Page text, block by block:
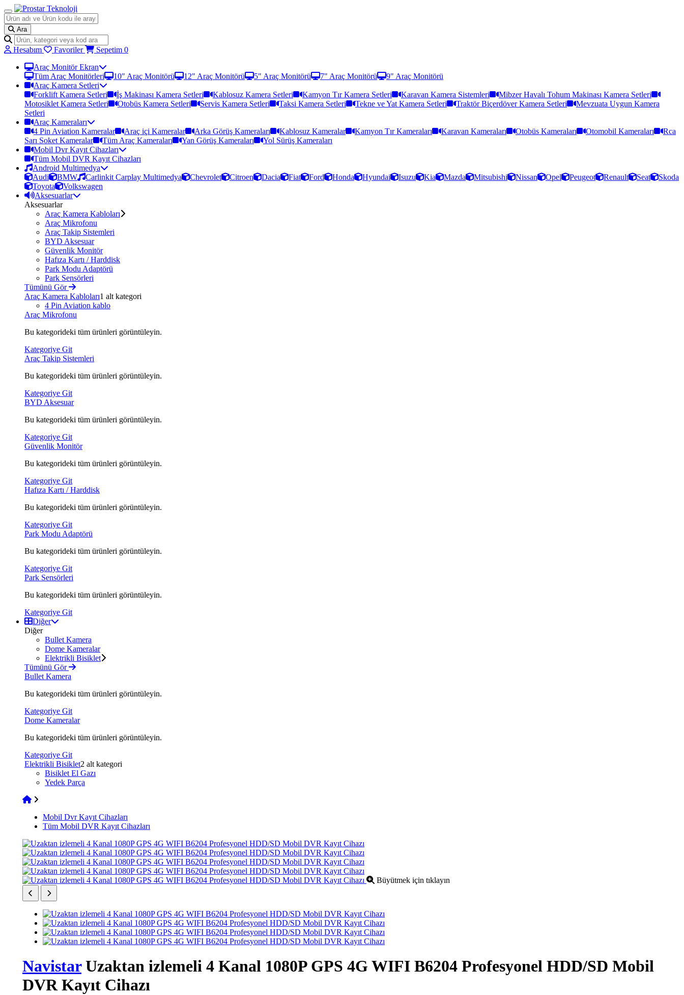
Ara
Hesabım Favoriler Sepetim 0
Araç Monitör Ekran
Tüm Araç Monitörleri
10" Araç Monitörü 12" Araç Monitörü 5" Araç Monitörü 7" Araç Monitörü
9" Araç Monitörü
Araç Kamera Setleri
Forklift Kamera Setleri
İş Makinası Kamera Setleri Kablosuz Kamera Setleri Kamyon Tır Kamera Setleri Karavan Kamera Sistemleri
Mibzer Havalı Tohum Makinası Kamera Setleri
Motosiklet Kamera Setleri
Otobüs Kamera Setleri Servis Kamera Setleri Taksi Kamera Setleri Tekne ve Yat Kamera Setleri Traktör Biçerdöver Kamera Setleri
Mevzuata Uygun Kamera
Setleri
Araç Kameraları
4 Pin Aviation Kameralar
Araç içi Kameralar Arka Görüş Kameraları Kablosuz Kameralar Kamyon Tır Kameraları Karavan Kameraları Otobüs Kameraları Otomobil Kameraları
Rca
Sarı Soket Kameralar
Tüm Araç Kameraları Yan Görüş Kameraları
Yol Sürüş Kameraları
Mobil Dvr Kayıt Cihazları
Tüm Mobil DVR Kayıt Cihazları
Android Multimedya
Audi
BMW Carlinkit Carplay Multimedya Chevrolet Citroen Dacia Fiat Ford Honda Hyundai Isuzu Kia Mazda Mitsubishi Nissan Opel Peugeot Renault Seat
Skoda
Toyota
Volkswagen
Aksesuarlar
Aksesuarlar
Araç Kamera Kabloları
Araç Mikrofonu
Araç Takip Sistemleri
BYD Aksesuar
Güvenlik Monitör
Hafıza Kartı / Harddisk
Park Modu Adaptörü
Park Sensörleri
Tümünü Gör
Araç Kamera Kabloları1 alt kategori
4 Pin Aviation kablo
Araç Mikrofonu
Bu kategorideki tüm ürünleri görüntüleyin.
Kategoriye Git
Araç Takip Sistemleri
Bu kategorideki tüm ürünleri görüntüleyin.
Kategoriye Git
BYD Aksesuar
Bu kategorideki tüm ürünleri görüntüleyin.
Kategoriye Git
Güvenlik Monitör
Bu kategorideki tüm ürünleri görüntüleyin.
Kategoriye Git
Hafıza Kartı / Harddisk
Bu kategorideki tüm ürünleri görüntüleyin.
Kategoriye Git
Park Modu Adaptörü
Bu kategorideki tüm ürünleri görüntüleyin.
Kategoriye Git
Park Sensörleri
Bu kategorideki tüm ürünleri görüntüleyin.
Kategoriye Git
Diğer
Diğer
Bullet Kamera
Dome Kameralar
Elektrikli Bisiklet
Tümünü Gör
Bullet Kamera
Bu kategorideki tüm ürünleri görüntüleyin.
Kategoriye Git
Dome Kameralar
Bu kategorideki tüm ürünleri görüntüleyin.
Kategoriye Git
Elektrikli Bisiklet2 alt kategori
Bisiklet El Gazı
Yedek Parça
Mobil Dvr Kayıt Cihazları
Tüm Mobil DVR Kayıt Cihazları
Büyütmek için tıklayın
NavistarUzaktan izlemeli 4 Kanal 1080P GPS 4G WIFI B6204 Profesyonel HDD/SD Mobil
DVR Kayıt Cihazı